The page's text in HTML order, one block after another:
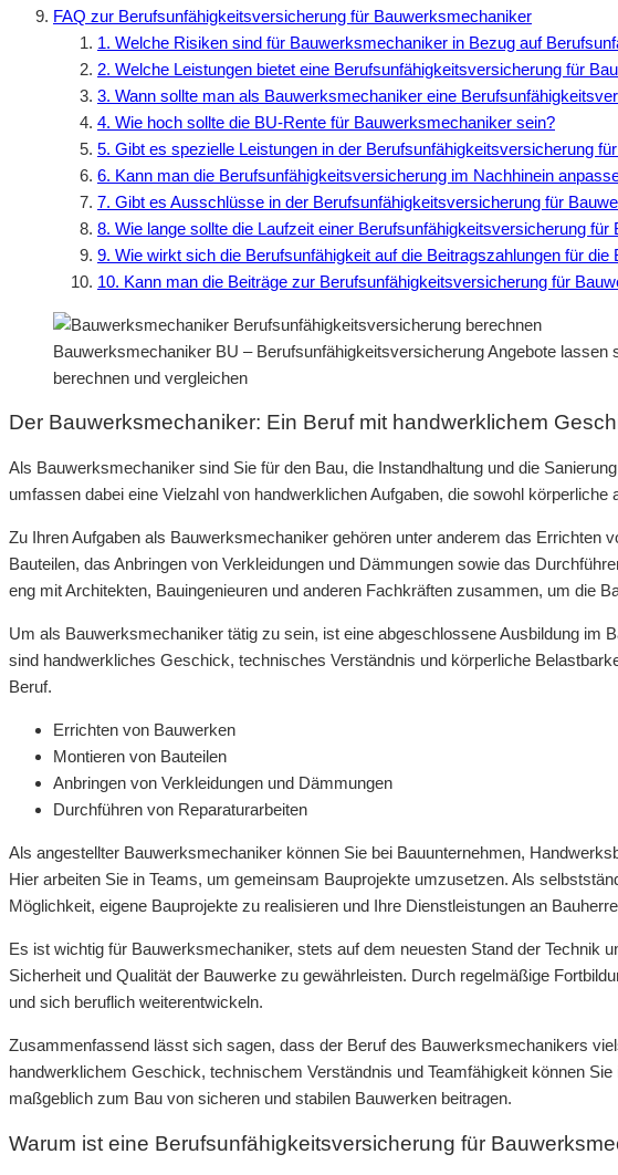
FAQ zur Berufsunfähigkeitsversicherung für Bauwerksmechaniker
1. Welche Risiken sind für Bauwerksmechaniker in Bezug auf
2. Welche Leistungen bietet eine Berufsunfähigkeitsversicherung für
3. Wann sollte man als Bauwerksmechaniker eine
4. Wie hoch sollte die BU-Rente für Bauwerksmechaniker sein?
5. Gibt es spezielle Leistungen in der Berufsunfähigkeitsversicherung
6. Kann man die Berufsunfähigkeitsversicherung im Nachhinein
7. Gibt es Ausschlüsse in der Berufsunfähigkeitsversicherung für
8. Wie lange sollte die Laufzeit einer Berufsunfähigkeitsversicherung
9. Wie wirkt sich die Berufsunfähigkeit auf die Beitragszahlungen für die
10. Kann man die Beiträge zur Berufsunfähigkeitsversicherung für
Bauwerksmechaniker BU – Berufsunfähigkeitsversicherung Angebote lassen
berechnen und vergleichen
Der Bauwerksmechaniker: Ein Beruf mit handwerklichem
Als Bauwerksmechaniker sind Sie für den Bau, die Instandhaltung und die
umfassen dabei eine Vielzahl von handwerklichen Aufgaben, die sowohl
Zu Ihren Aufgaben als Bauwerksmechaniker gehören unter anderem das Errichten
Bauteilen, das Anbringen von Verkleidungen und Dämmungen sowie das
eng mit Architekten, Bauingenieuren und anderen Fachkräften zusammen, um die
Um als Bauwerksmechaniker tätig zu sein, ist eine abgeschlossene Ausbildung im
sind handwerkliches Geschick, technisches Verständnis und körperliche
Beruf.
Errichten von Bauwerken
Montieren von Bauteilen
Anbringen von Verkleidungen und Dämmungen
Durchführen von Reparaturarbeiten
Als angestellter Bauwerksmechaniker können Sie bei Bauunternehmen,
Hier arbeiten Sie in Teams, um gemeinsam Bauprojekte umzusetzen. Als
Möglichkeit, eigene Bauprojekte zu realisieren und Ihre Dienstleistungen an
Es ist wichtig für Bauwerksmechaniker, stets auf dem neuesten Stand der Technik
Sicherheit und Qualität der Bauwerke zu gewährleisten. Durch regelmäßige
und sich beruflich weiterentwickeln.
Zusammenfassend lässt sich sagen, dass der Beruf des Bauwerksmechanikers
handwerklichem Geschick, technischem Verständnis und Teamfähigkeit können
maßgeblich zum Bau von sicheren und stabilen Bauwerken beitragen.
Warum ist eine Berufsunfähigkeitsversicherung für